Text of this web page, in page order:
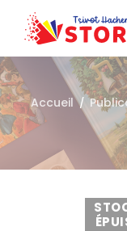
Accueil /